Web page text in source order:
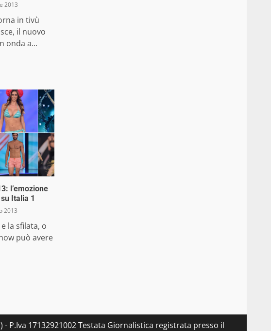
2013
in tivù
il nuovo
onda a...
l’emozione
Italia 1
2013
la sfilata, o
può avere
P.Iva 17132921002 Testata Giornalistica registrata presso il